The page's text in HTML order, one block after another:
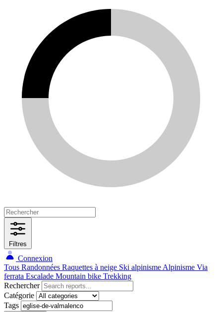
Filtres
Connexion
Tous Randonnées Raquettes à neige Ski alpinisme Alpinisme Via
ferrata Escalade Mountain bike Trekking
Rechercher
Catégorie
Tags